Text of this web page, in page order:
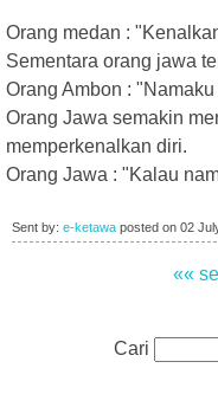
Orang medan :
Sementara orang jawa
Orang Ambon :
Orang Jawa semakin
memperkenalkan diri.
Orang Jawa : "Kalau
Sent by: e-ketawa posted on 02
««
Cari